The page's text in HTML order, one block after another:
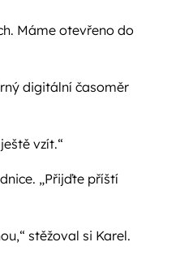
Máme otevřeno do
digitální časoměr
vzít.“
„Přijďte příští
stěžoval si Karel.